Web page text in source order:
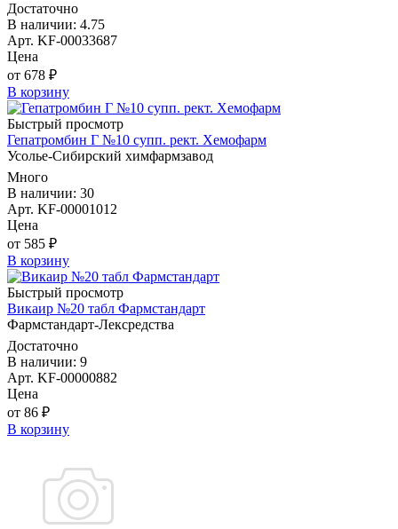
Достаточно
В наличии: 4.75
Арт. KF-00033687
Цена
от 678 ₽
В корзину
Быстрый просмотр
Гепатромбин Г №10 супп. рект. Хемофарм
Усолье-Сибирский химфармзавод
Много
В наличии: 30
Арт. KF-00001012
Цена
от 585 ₽
В корзину
Быстрый просмотр
Викаир №20 табл Фармстандарт
Фармстандарт-Лексредства
Достаточно
В наличии: 9
Арт. KF-00000882
Цена
от 86 ₽
В корзину